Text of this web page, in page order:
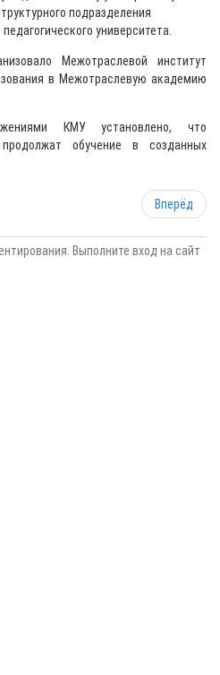
подразделения
университета.
Межотраслевой институт
в Межотраслевую академию
КМУ установлено, что
обучение в созданных
Вперёд
Выполните вход на сайт